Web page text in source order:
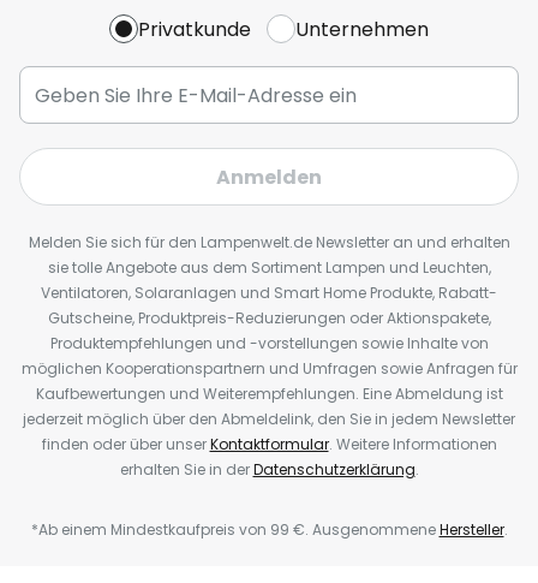
Privatkunde Unternehmen
Anmelden
Melden Sie sich für den Lampenwelt.de Newsletter an und erhalten
sie tolle Angebote aus dem Sortiment Lampen und Leuchten,
Ventilatoren, Solaranlagen und Smart Home Produkte, Rabatt-
Gutscheine, Produktpreis-Reduzierungen oder Aktionspakete,
Produktempfehlungen und -vorstellungen sowie Inhalte von
möglichen Kooperationspartnern und Umfragen sowie Anfragen für
Kaufbewertungen und Weiterempfehlungen. Eine Abmeldung ist
jederzeit möglich über den Abmeldelink, den Sie in jedem Newsletter
finden oder über unserKontaktformular. Weitere Informationen
erhalten Sie in derDatenschutzerklärung.
*Ab einem Mindestkaufpreis von 99 €. AusgenommeneHersteller.